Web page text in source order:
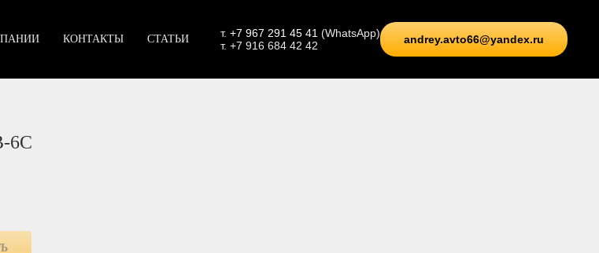
КОНТАКТЫ СТАТЬИ т. +7 967 291 45 41 (WhatsApp)
т. +7 916 684 42 42
andrey.avto66@yandex.ru
6C